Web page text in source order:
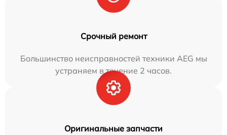
Срочный ремонт
Большинство неисправностей техники AEG мы
устраняем в течение 2 часов.
Оригинальные запчасти